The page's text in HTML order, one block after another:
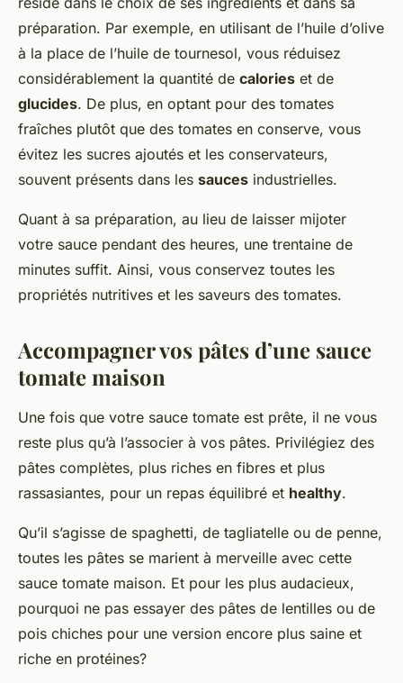
préparation. Par exemple, en utilisant de l’huile d’olive
à la place de l’huile de tournesol, vous réduisez
considérablement la quantité de calories et de
glucides. De plus, en optant pour des tomates
fraîches plutôt que des tomates en conserve, vous
évitez les sucres ajoutés et les conservateurs,
souvent présents dans les sauces industrielles.
Quant à sa préparation, au lieu de laisser mijoter
votre sauce pendant des heures, une trentaine de
minutes suffit. Ainsi, vous conservez toutes les
propriétés nutritives et les saveurs des tomates.
Accompagner vos pâtes d’une sauce
tomate maison
Une fois que votre sauce tomate est prête, il ne vous
reste plus qu’à l’associer à vos pâtes. Privilégiez des
pâtes complètes, plus riches en fibres et plus
rassasiantes, pour un repas équilibré et healthy.
Qu’il s’agisse de spaghetti, de tagliatelle ou de penne,
toutes les pâtes se marient à merveille avec cette
sauce tomate maison. Et pour les plus audacieux,
pourquoi ne pas essayer des pâtes de lentilles ou de
pois chiches pour une version encore plus saine et
riche en protéines?